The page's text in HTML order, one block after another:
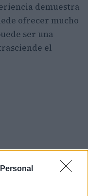
demuestra
ofrecer mucho
ser una
el